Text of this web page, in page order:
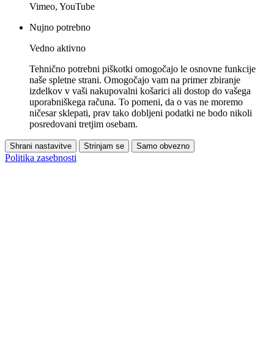
Vimeo, YouTube
Nujno potrebno
Vedno aktivno
Tehnično potrebni piškotki omogočajo le osnovne funkcije
naše spletne strani. Omogočajo vam na primer zbiranje
izdelkov v vaši nakupovalni košarici ali dostop do vašega
uporabniškega računa. To pomeni, da o vas ne moremo
ničesar sklepati, prav tako dobljeni podatki ne bodo nikoli
posredovani tretjim osebam.
Shrani nastavitve Strinjam se Samo obvezno
Politika zasebnosti